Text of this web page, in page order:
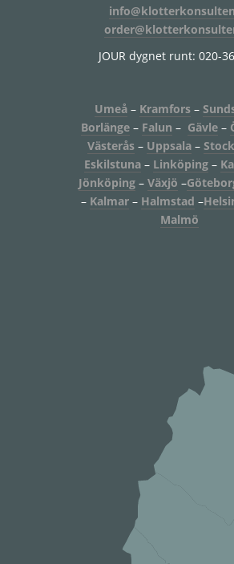
JOUR dygnet runt: 020-
Umeå – Kramfors –
Borlänge – Falun – Gävle –
Västerås– Uppsala–
Eskilstuna – Linköping –
Jönköping – Växjö –
– Kalmar– Halmstad –
Malmö